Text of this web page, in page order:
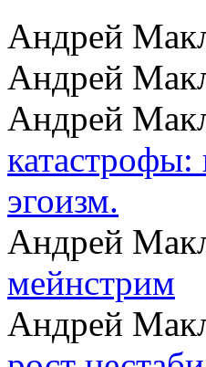
Андрей
Андрей
Андрей
катастрофы:
эгоизм.
Андрей
мейнстрим
Андрей